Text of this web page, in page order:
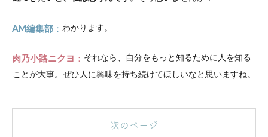
AM編集部 わかります。
肉乃小路ニクヨ
それなら、自分をもっと知るために人を知る
ことが大事。ぜひ人に興味を持ち続けてほしいなと思いますね。
次のページ